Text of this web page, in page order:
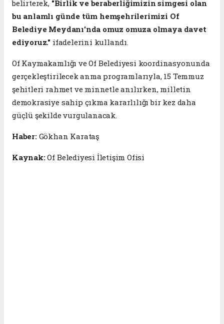
belirterek, "Birlik ve beraberliğimizin simgesi olan
bu anlamlı günde tüm hemşehrilerimizi Of
Belediye Meydanı'nda omuz omuza olmaya davet
ediyoruz." ifadelerini kullandı.
Of Kaymakamlığı ve Of Belediyesi koordinasyonunda
gerçekleştirilecek anma programlarıyla, 15 Temmuz
şehitleri rahmet ve minnetle anılırken, milletin
demokrasiye sahip çıkma kararlılığı bir kez daha
güçlü şekilde vurgulanacak.
Haber: Gökhan Karataş
Kaynak:Of Belediyesi İletişim Ofisi